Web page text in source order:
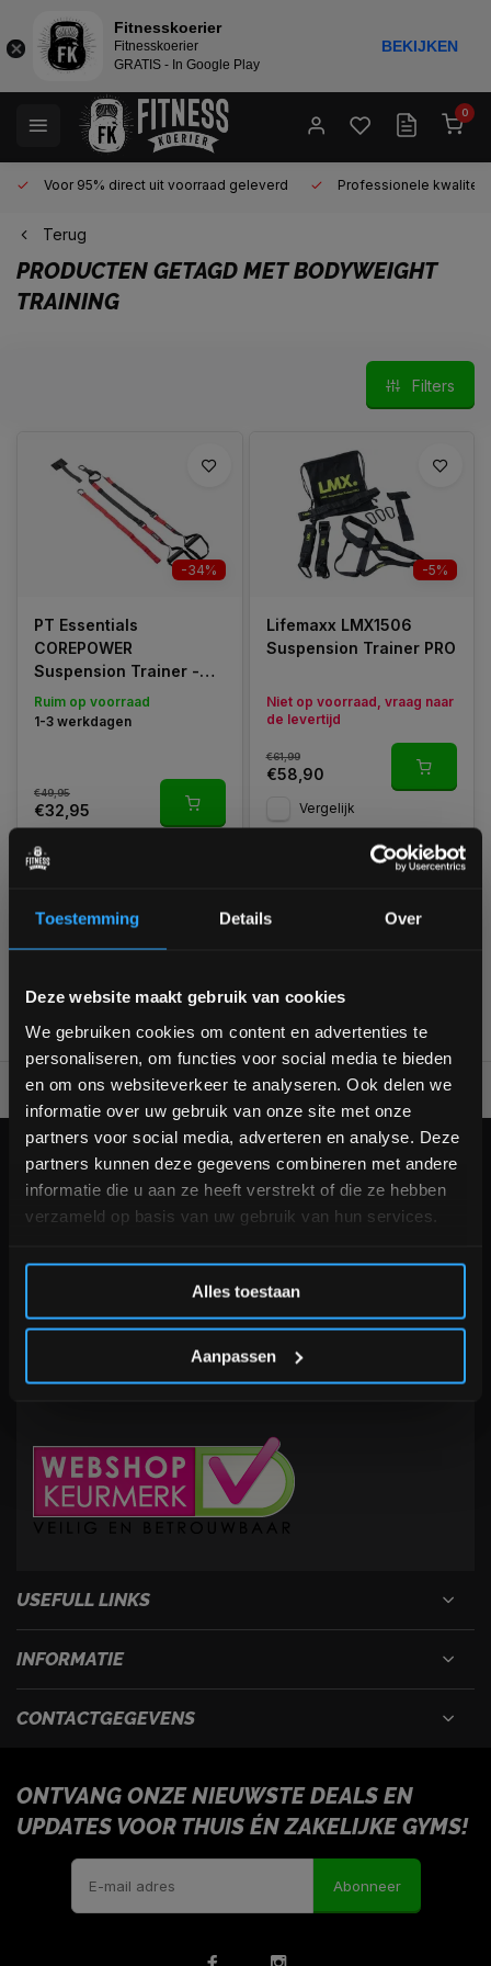
Toestemming Details Over
Deze website maakt gebruik van cookies
We gebruiken cookies om content en advertenties te
personaliseren, om functies voor social media te bieden
en om ons websiteverkeer te analyseren. Ook delen we
informatie over uw gebruik van onze site met onze
partners voor social media, adverteren en analyse. Deze
partners kunnen deze gegevens combineren met andere
informatie die u aan ze heeft verstrekt of die ze hebben
verzameld op basis van uw gebruik van hun services.
Alles toestaan
Aanpassen
0
Voor 95% direct uit voorraad geleverd Professionele kwaliteit
Terug
PRODUCTEN GETAGD MET BODYWEIGHT
TRAINING
Filters
-34%
PT Essentials
COREPOWER
Suspension Trainer -
TRX
Ruim op voorraad
1-3 werkdagen
€49,95
€32,95
-5%
Lifemaxx LMX1506
Suspension Trainer PRO
Niet op voorraad, vraag naar
de levertijd
€61,99
€58,90
Vergelijk
Voor 95% direct uit voorraad geleverd Professionele
KLANTENSERVICE
+31 (0)24 645 1309
USEFULL LINKS
INFORMATIE
CONTACTGEGEVENS
ONTVANG ONZE NIEUWSTE DEALS EN
UPDATES VOOR THUIS ÉN ZAKELIJKE GYMS!
Abonneer
Bam! 5% korting op je volgende
Schrijf je in voor onze nieuwsbrief om op de hoogte te
blijven over onze nieuwe producten, deals en meer
interessante info. Ontvang 5% korting op je eerstvolgende
aankoop! 😀
Inschrijven
*Verzendkosten vallen buiten de korting
Fitnesskoerier
Fitnesskoerier
GRATIS - In Google Play
BEKIJKEN